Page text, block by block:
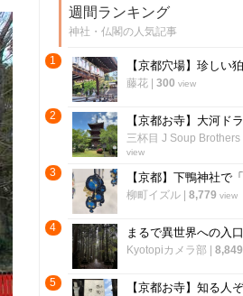
週間ランキング
神社・仏閣の人気記事
1
藤花| 300 view
2
三杯目 J Soup Brothers|
view
3
柳町イズル| 8,779 view
4
Kyotopiカメラ部 8,849
5